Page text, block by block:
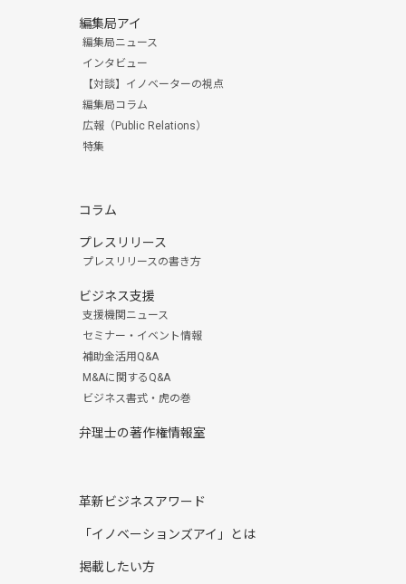
編集局アイ
編集局ニュース
インタビュー
【対談】イノベーターの視点
編集局コラム
広報（Public Relations）
特集
コラム
プレスリリース
プレスリリースの書き方
ビジネス支援
支援機関ニュース
セミナー・イベント情報
補助金活用Q&A
M&Aに関するQ&A
ビジネス書式・虎の巻
弁理士の著作権情報室
革新ビジネスアワード
「イノベーションズアイ」とは
掲載したい方